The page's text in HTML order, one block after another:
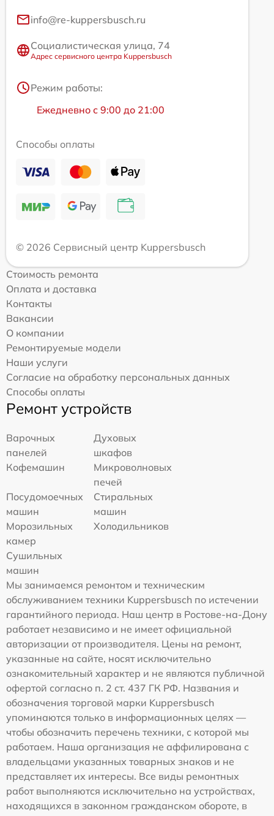
info@re-kuppersbusch.ru
Социалистическая улица, 74
Адрес сервисного центра Kuppersbusch
Режим работы:
Ежедневно с 9:00 до 21:00
Способы оплаты
© 2026 Сервисный центр Kuppersbusch
Стоимость ремонта
Оплата и доставка
Контакты
Вакансии
О компании
Ремонтируемые модели
Наши услуги
Согласие на обработку персональных данных
Способы оплаты
Ремонт устройств
Варочных
панелей
Духовых
шкафов
Кофемашин
Микроволновых
печей
Посудомоечных
машин
Стиральных
машин
Морозильных
камер
Холодильников
Сушильных
машин
Мы занимаемся ремонтом и техническим
обслуживанием техники Kuppersbusch по истечении
гарантийного периода. Наш центр в Ростове-на-Дону
работает независимо и не имеет официальной
авторизации от производителя. Цены на ремонт,
указанные на сайте, носят исключительно
ознакомительный характер и не являются публичной
офертой согласно п. 2 ст. 437 ГК РФ. Названия и
обозначения торговой марки Kuppersbusch
упоминаются только в информационных целях —
чтобы обозначить перечень техники, с которой мы
работаем. Наша организация не аффилирована с
владельцами указанных товарных знаков и не
представляет их интересы. Все виды ремонтных
работ выполняются исключительно на устройствах,
находящихся в законном гражданском обороте, в